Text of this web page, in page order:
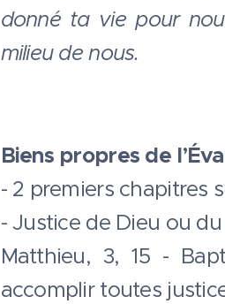
donné ta vie pour
milieu de nous.
Biens propres de
- 2 premiers chapitres
- Justice de Dieu ou
Matthieu, 3, 15 -
accomplir toutes